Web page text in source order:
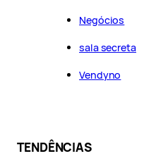
Negócios
sala secreta
Vendyno
TENDÊNCIAS